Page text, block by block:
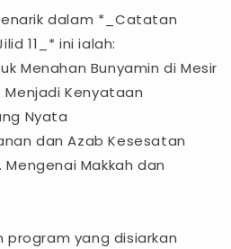
dalam *_Catatan
11_* ini ialah:
Menahan Bunyamin di Mesir
Menjadi Kenyataan
Nyata
dan Azab Kesesatan
Mengenai Makkah dan
program yang disiarkan